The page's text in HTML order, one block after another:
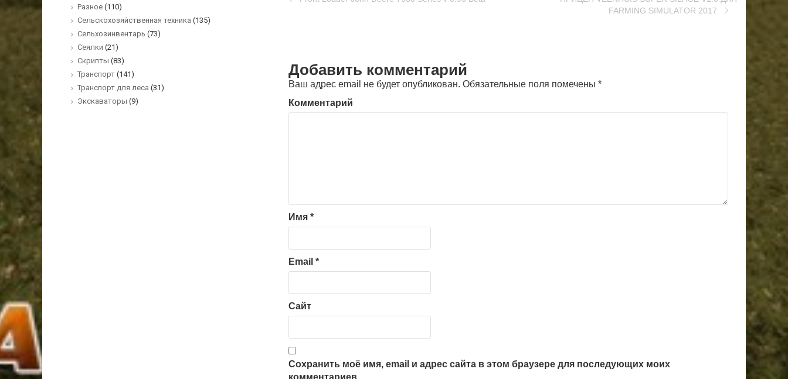
FARMING SIMULATOR 2017
Добавить комментарий
Ваш адрес email не будет опубликован. Обязательные поля помечены *
Комментарий
Имя *
Email *
Сайт
Сохранить моё имя, email и адрес сайта в этом браузере для последующих моих
комментариев.
Разное (110)
Сельскохозяйственная техника (135)
Сельхозинвентарь (73)
Сеялки (21)
Скрипты (83)
Транспорт (141)
Транспорт для леса (31)
Экскаваторы (9)